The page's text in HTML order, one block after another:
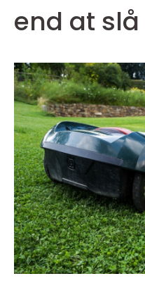
end at